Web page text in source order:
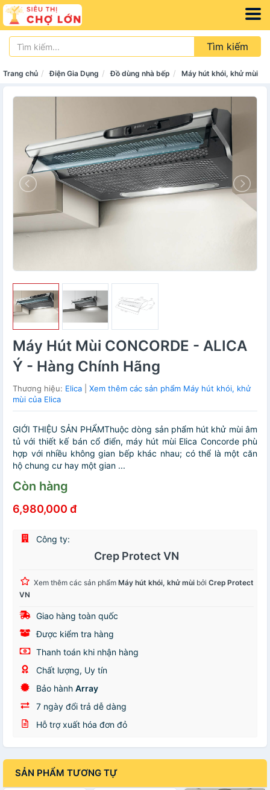
Tìm kiếm
Trang chủ Điện Gia Dụng Đồ dùng nhà bếp Máy hút khói, khử mùi
Máy Hút Mùi CONCORDE - ALICA
Ý - Hàng Chính Hãng
Thương hiệu: Elica
Xem thêm các sản phẩm Máy hút khói, khử
mùi của Elica
GIỚI THIỆU SẢN PHẨMThuộc dòng sản phẩm hút khử mùi âm
tủ với thiết kế bán cổ điển, máy hút mùi Elica Concorde phù
hợp với nhiều không gian bếp khác nhau; có thể là một căn
hộ chung cư hay một gian ...
Còn hàng
6,980,000 đ
Công ty:
Crep Protect VN
Xem thêm các sản phẩm Máy hút khói, khử mùi bởi Crep Protect
VN
Giao hàng toàn quốc
Được kiểm tra hàng
Thanh toán khi nhận hàng
Chất lượng, Uy tín
Bảo hành Array
7 ngày đổi trả dễ dàng
Hỗ trợ xuất hóa đơn đỏ
SẢN PHẨM TƯƠNG TỰ